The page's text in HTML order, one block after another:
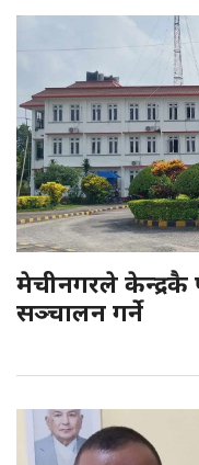
मेचीनगरले केन्द्रकै
सञ्चालन गर्ने